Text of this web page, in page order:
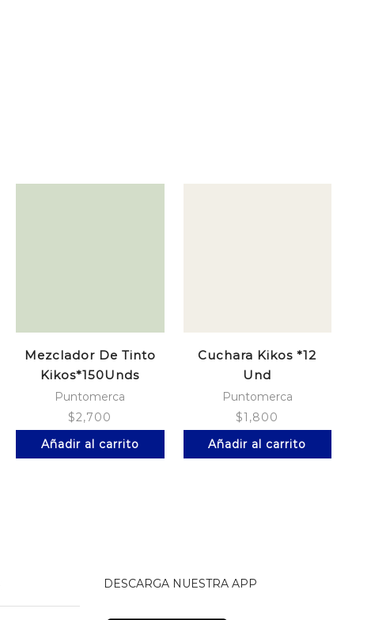
Mezclador De Tinto
Kikos*150Unds
Madera
Puntomerca
$2,700
Añadir al carrito
Cuchara Kikos *12
Und
Puntomerca
$1,800
Añadir al carrito
DESCARGA NUESTRA APP